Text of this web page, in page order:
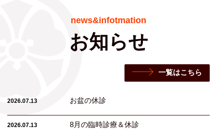
news&infotmation
お知らせ
一覧はこちら
2026.07.13 お盆の休診
2026.07.13 8月の臨時診療＆休診